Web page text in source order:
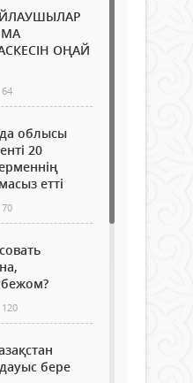
ОҢАЙ
64
облысы
20
етті
70
120
бере